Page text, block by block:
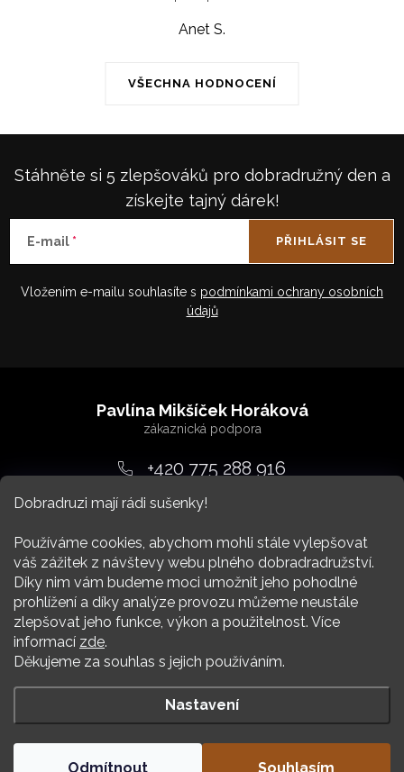
Dobradruzi mají rádi sušenky!
Používáme cookies, abychom mohli stále vylepšovat
váš zážitek z návštevy webu plného dobradradružství.
Díky nim vám budeme moci umožnit jeho pohodlné
prohlížení a díky analýze provozu můžeme neustále
zlepšovat jeho funkce, výkon a použitelnost. Více
informací zde.
Děkujeme za souhlas s jejich používáním.
Nastavení
Odmítnout Souhlasím
VŠECHNA HODNOCENÍ
Anet S.
Stáhněte si 5 zlepšováků pro dobradružný den a
získejte tajný dárek!
E-mail
Vložením e-mailu souhlasíte s podmínkami ochrany osobních
údajů
PŘIHLÁSIT SE
a
Nákup
Více Dobradruha
Pavlína Mikšíček Horáková
+420 775 288 916
srdcem@dobradruh.cz
Copyright 2026DOBRADRUH. Všechna práva vyhrazena.